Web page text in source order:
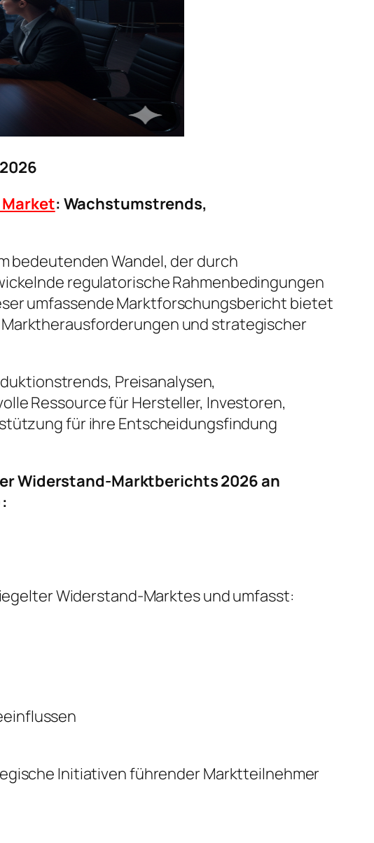
: Wachstumstrends,
bedeutenden Wandel, der durch
regulatorische Rahmenbedingungen
umfassende Marktforschungsbericht bietet
und strategischer
Preisanalysen,
Ressource für Hersteller, Investoren,
für ihre Entscheidungsfindung
Widerstand-Marktberichts 2026 an
Widerstand-Marktes und umfasst:
Initiativen führender Marktteilnehmer